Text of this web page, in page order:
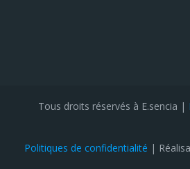
Tous droits réservés à E.sencia |
Politiques de confidentialité |